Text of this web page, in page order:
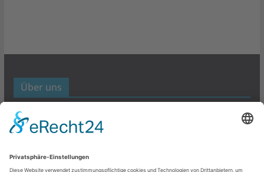
Über uns
Werbund- und Marketing Blog
Links
Datenschutz